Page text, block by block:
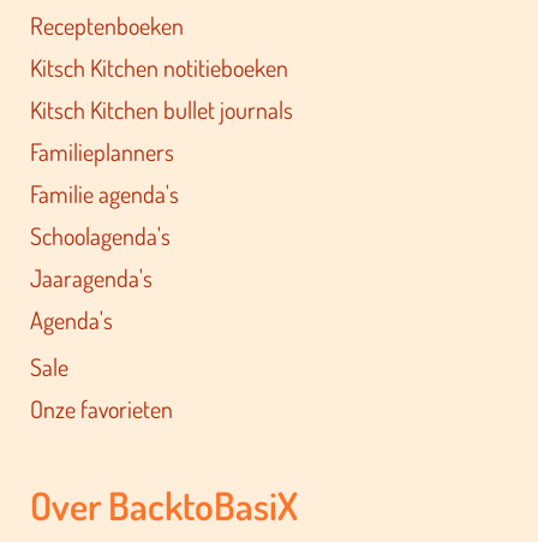
Receptenboeken
Kitsch Kitchen notitieboeken
Kitsch Kitchen bullet journals
Familieplanners
Familie agenda's
Schoolagenda's
Jaaragenda's
Agenda's
Sale
Onze favorieten
Over BacktoBasiX